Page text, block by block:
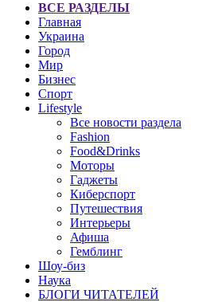
ВСЕ РАЗДЕЛЫ
Главная
Украина
Город
Мир
Бизнес
Спорт
Lifestyle
Все новости раздела
Fashion
Food&Drinks
Моторы
Гаджеты
Киберспорт
Путешествия
Интерьеры
Афиша
Гемблинг
Шоу-биз
Наука
БЛОГИ ЧИТАТЕЛЕЙ